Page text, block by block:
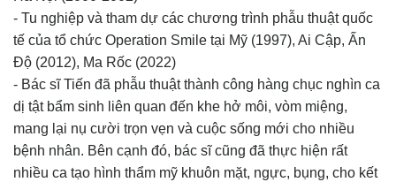
- Tu nghiệp và tham dự các chương trình phẫu thuật quốc
tế của tổ chức Operation Smile tại Mỹ (1997), Ai Cập, Ấn
Độ (2012), Ma Rốc (2022)
- Bác sĩ Tiến đã phẫu thuật thành công hàng chục nghìn ca
dị tật bẩm sinh liên quan đến khe hở môi, vòm miệng,
mang lại nụ cười trọn vẹn và cuộc sống mới cho nhiều
bệnh nhân. Bên cạnh đó, bác sĩ cũng đã thực hiện rất
nhiều ca tạo hình thẩm mỹ khuôn mặt, ngực, bụng, cho kết